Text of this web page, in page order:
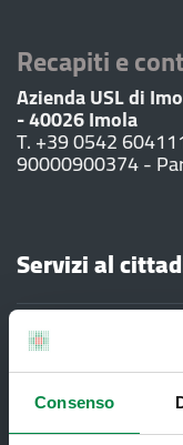
Consenso
Recapiti e
Azienda USL di
- 40026 Imola
T. +39 0542
90000900374 -
Servizi al
Ambulatori di
e CAU
Assistenza
Assistenza